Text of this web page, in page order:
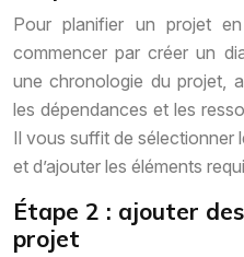
Pour planifier un projet
commencer par créer un
une chronologie du projet,
les dépendances et les
Il vous suffit de sélectionner
et d’ajouter les éléments
Étape 2 : ajouter
projet